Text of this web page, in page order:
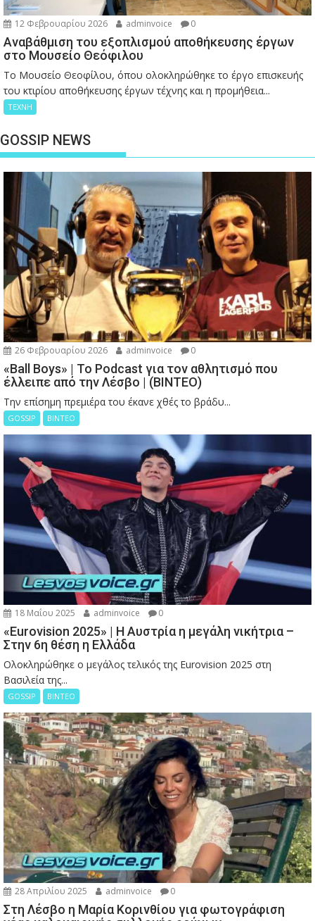
12 Φεβρουαρίου 2026 adminvoice 0
Αναβάθμιση του εξοπλισμού αποθήκευσης έργων
στο Μουσείο Θεόφιλου
Το Μουσείο Θεοφίλου, όπου ολοκληρώθηκε το έργο επισκευής
του κτιρίου αποθήκευσης έργων τέχνης και η προμήθεια...
ΤΕΧΝΗ
GOSSIP NEWS
26 Φεβρουαρίου 2026 adminvoice 0
«Ball Boys» | Το Podcast για τον αθλητισμό που
έλλειπε από την Λέσβο | (ΒΙΝΤΕΟ)
Την επίσημη πρεμιέρα του έκανε χθές το βράδυ...
GOSSIP ΒΙΝΤΕΟ
18 Μαΐου 2025 adminvoice 0
«Eurovision 2025» | Η Αυστρία η μεγάλη νικήτρια –
Στην 6η θέση η Ελλάδα
Ολοκληρώθηκε ο μεγάλος τελικός της Eurovision 2025 στη
Βασιλεία της...
GOSSIP ΒΙΝΤΕΟ
28 Απριλίου 2025 adminvoice 0
Στη Λέσβο η Μαρία Κορινθίου για φωτογράφιση